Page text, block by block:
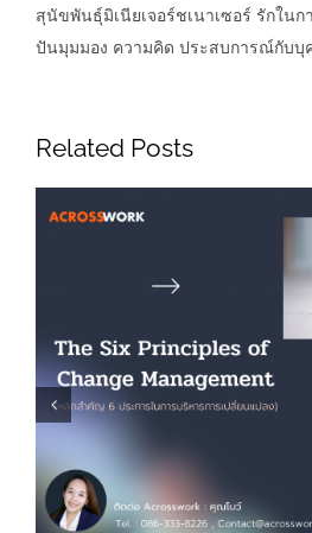
สุนัขพันธุ์มิเนียเจอร์ชเนาเซอร์ รักในก
ปันมุมมอง ความคิด ประสบการณ์กับบุ
Related Posts